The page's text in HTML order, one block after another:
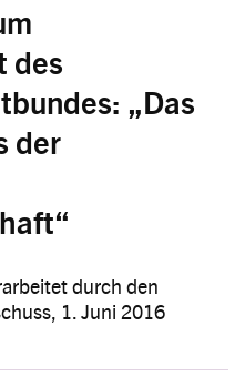
des
„Das
der
durch den
1. Juni 2016